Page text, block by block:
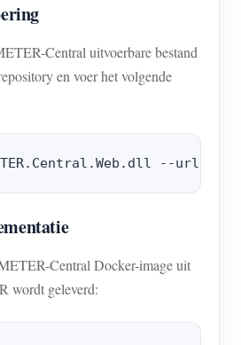
Central uitvoerbare bestand
en voer het volgende
Central Docker-image uit
wordt geleverd: